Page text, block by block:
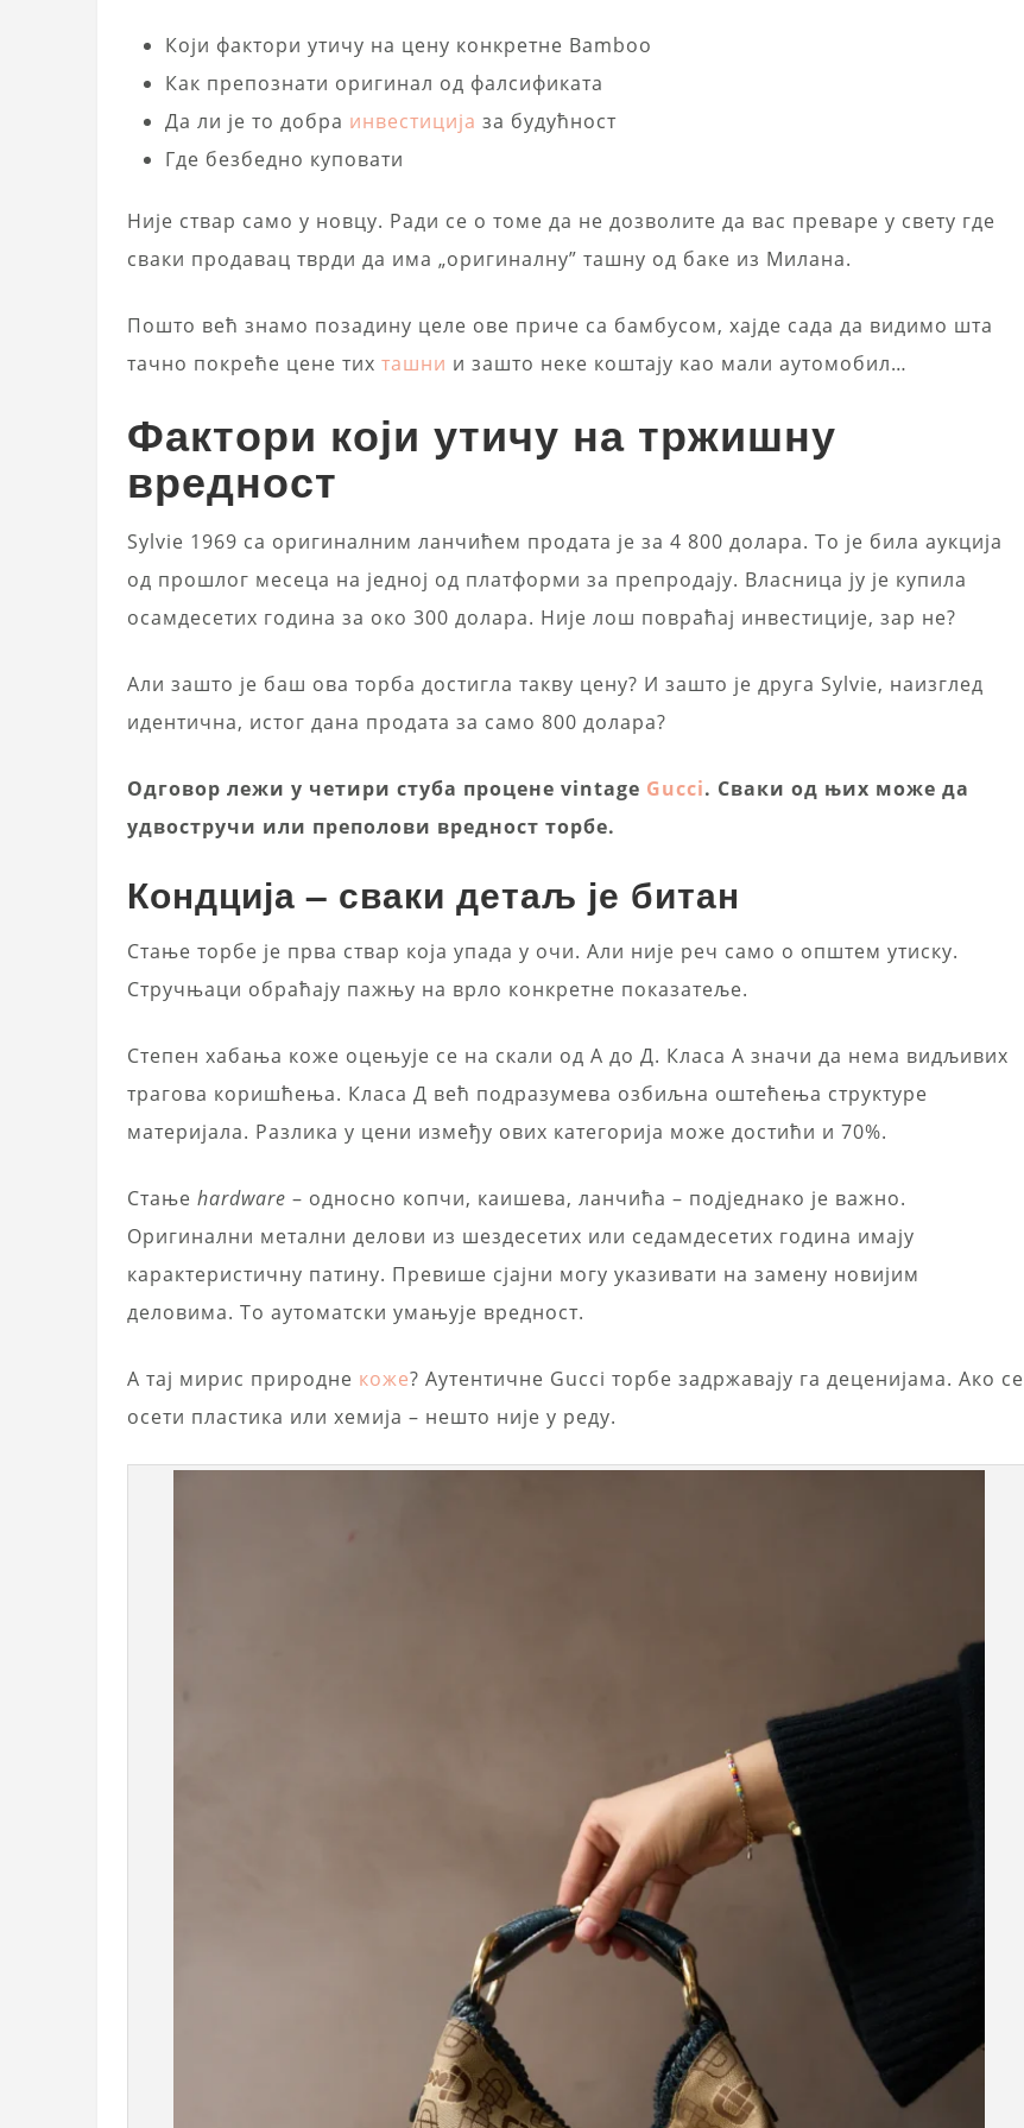
Који фактори утичу на цену конкретне Bamboo
Как препознати оригинал од фалсификата
Да ли је то добра инвестиција за будућност
Где безбедно куповати
Није ствар само у новцу. Ради се о томе да не дозволите да вас преваре у свету где
сваки продавац тврди да има „оригиналну” ташну од баке из Милана.
Пошто већ знамо позадину целе ове приче са бамбусом, хајде сада да видимо шта
тачно покреће цене тих ташни и зашто неке коштају као мали аутомобил…
Фактори који утичу на тржишну
вредност
Sylvie 1969 са оригиналним ланчићем продата је за 4 800 долара. То је била аукција
од прошлог месеца на једној од платформи за препродају. Власница ју је купила
осамдесетих година за око 300 долара. Није лош повраћај инвестиције, зар не?
Али зашто је баш ова торба достигла такву цену? И зашто је друга Sylvie, наизглед
идентична, истог дана продата за само 800 долара?
Одговор лежи у четири стуба процене vintage Gucci. Сваки од њих може да
удвостручи или преполови вредност торбе.
Кондција – сваки детаљ је битан
Стање торбе је прва ствар која упада у очи. Али није реч само о општем утиску.
Стручњаци обраћају пажњу на врло конкретне показатеље.
Степен хабања коже оцењује се на скали од А до Д. Класа А значи да нема видљивих
трагова коришћења. Класа Д већ подразумева озбиљна оштећења структуре
материјала. Разлика у цени између ових категорија може достићи и 70%.
Стање hardware – односно копчи, каишева, ланчића – подједнако је важно.
Оригинални метални делови из шездесетих или седамдесетих година имају
карактеристичну патину. Превише сјајни могу указивати на замену новијим
деловима. То аутоматски умањује вредност.
А тај мирис природне коже? Аутентичне Gucci торбе задржавају га деценијама. Ако се
осети пластика или хемија – нешто није у реду.